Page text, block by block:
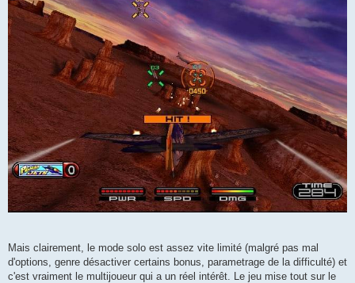
Mais clairement, le mode solo est assez vite limité (malgré pas mal
d'options, genre désactiver certains bonus, parametrage de la difficulté) et
c'est vraiment le multijoueur qui a un réel intérêt. Le jeu mise tout sur le